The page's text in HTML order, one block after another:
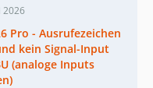
2026
Pro - Ausrufezeichen
kein Signal-Input
(analoge Inputs